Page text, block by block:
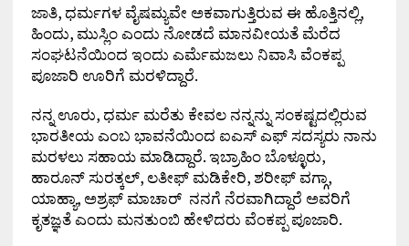
ಜಾತಿ, ಧರ್ಮಗಳ ವೈಷಮ್ಯವೇ ಅಕವಾಗುತ್ತಿರುವ ಈ ಹೊತ್ತಿನಲ್ಲಿ,
ಹಿಂದು, ಮುಸ್ಲಿಂ ಎಂದು ನೋಡದೆ ಮಾನವೀಯತೆ ಮೆರೆದ
ಸಂಘಟನೆಯಿಂದ ಇಂದು ಎರ್ಮೆಮಜಲು ನಿವಾಸಿ ವೆಂಕಪ್ಪ
ಪೂಜಾರಿ ಊರಿಗೆ ಮರಳಿದ್ದಾರೆ.
ನನ್ನ ಊರು, ಧರ್ಮ ಮರೆತು ಕೇವಲ ನನ್ನನ್ನು ಸಂಕಷ್ಟದಲ್ಲಿರುವ
ಭಾರತೀಯ ಎಂಬ ಭಾವನೆಯಿಂದ ಐಎಸ್ ಎಫ್ ಸದಸ್ಯರು ನಾನು
ಮರಳಲು ಸಹಾಯ ಮಾಡಿದ್ದಾರೆ. ಇಬ್ರಾಹಿಂ ಬೊಳ್ಳೂರು,
ಹಾರೂನ್ ಸುರತ್ಕಲ್, ಲತೀಫ್ ಮಡಿಕೇರಿ, ಶರೀಫ್ ವಗ್ಗಾ,
ಯಾಹ್ಯಾ, ಅಶ್ರಫ್ ಮಾಚಾರ್ ನನಗೆ ನೆರವಾಗಿದ್ದಾರೆ ಅವರಿಗೆ
ಕೃತಜ್ಞತೆ ಎಂದು ಮನತುಂಬಿ ಹೇಳಿದರು ವೆಂಕಪ್ಪ ಪೂಜಾರಿ.